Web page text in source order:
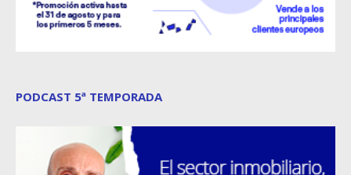
PODCAST 5ª TEMPORADA